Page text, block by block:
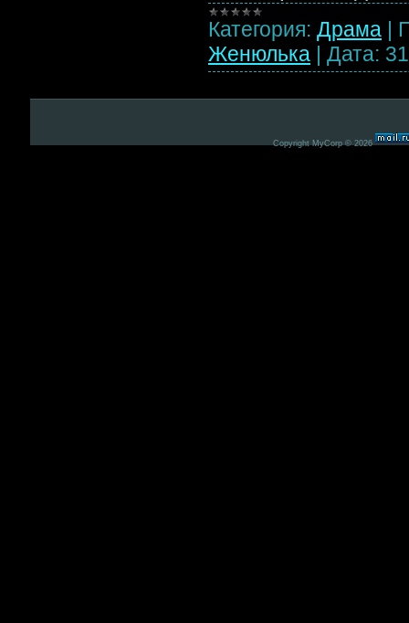
Категория: Драма |
Женюлька | Дата:
Copyright MyCorp © 2026